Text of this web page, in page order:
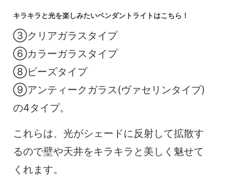
キラキラと光を楽しみたいペンダントライトはこちら！
③クリアガラスタイプ
⑥カラーガラスタイプ
⑧ビーズタイプ
⑨アンティークガラス(ヴァセリンタイプ)
の4タイプ。
これらは、光がシェードに反射して拡散す
るので壁や天井をキラキラと美しく魅せて
くれます。